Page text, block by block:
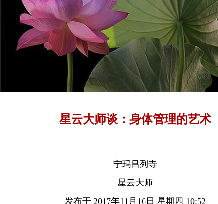
星云大师谈：身体管理的艺术
宁玛昌列寺
星云大师
发布于 2017年11月16日 星期四 10:52